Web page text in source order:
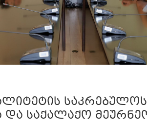
და საქალაქო